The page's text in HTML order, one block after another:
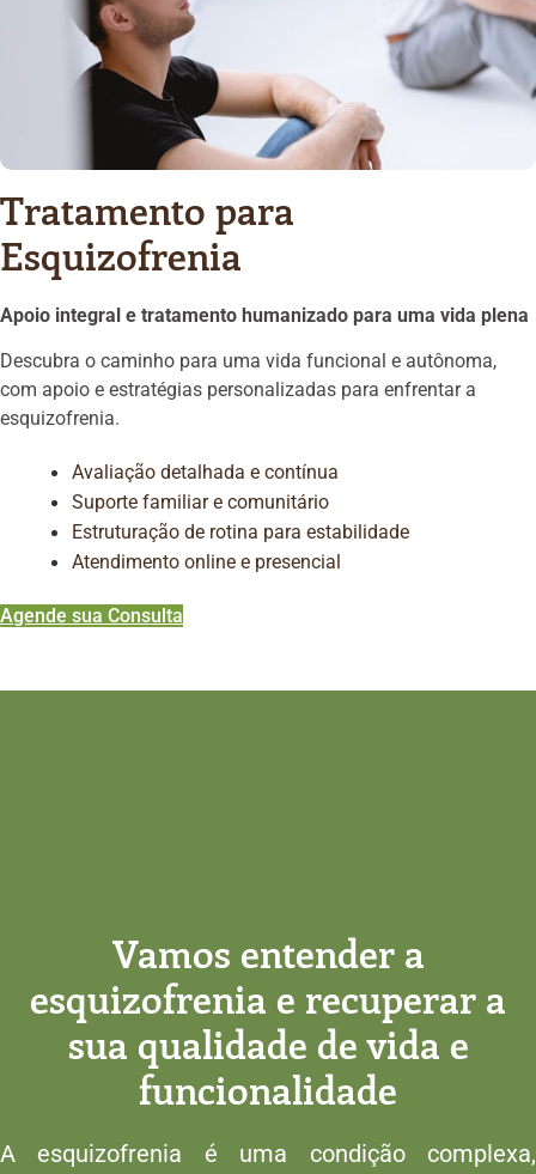
Tratamento para
Esquizofrenia
Apoio integral e tratamento humanizado para uma vida plena
Descubra o caminho para uma vida funcional e autônoma,
com apoio e estratégias personalizadas para enfrentar a
esquizofrenia.
Avaliação detalhada e contínua
Suporte familiar e comunitário
Estruturação de rotina para estabilidade
Atendimento online e presencial
Agende sua Consulta
Vamos entender a
esquizofrenia e recuperar a
sua qualidade de vida e
funcionalidade
A esquizofrenia é uma condição complexa,